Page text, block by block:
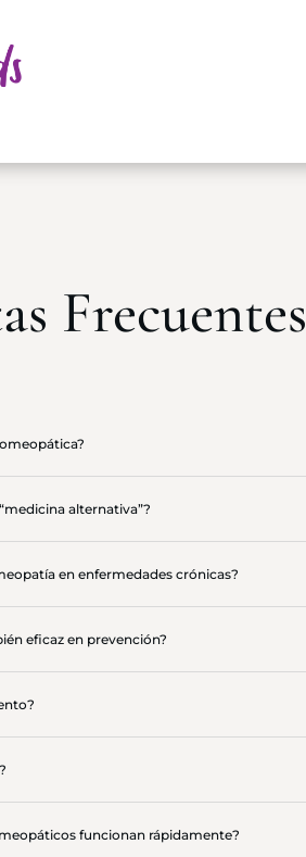
Frecuentes
alternativa”?
en enfermedades crónicas?
eficaz en prevención?
funcionan rápidamente?